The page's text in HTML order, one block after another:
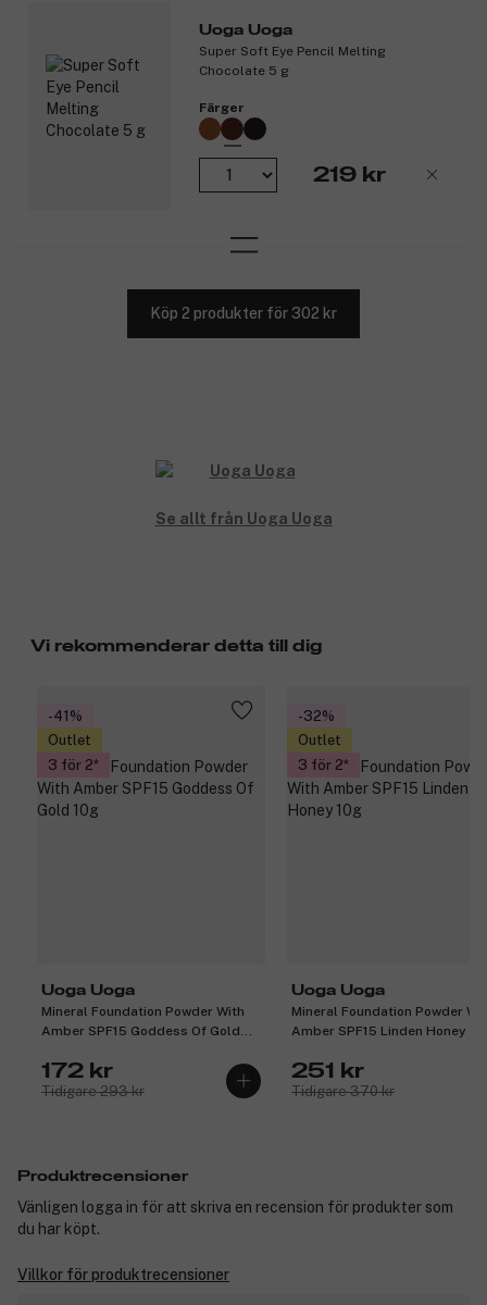
Uoga Uoga
Super Soft Eye Pencil Melting
Chocolate 5 g
Färger
219 kr
Köp 2 produkter för 302 kr
Se allt från Uoga Uoga
Vi rekommenderar detta till dig
-41%
Outlet
3 för 2
Uoga Uoga
Mineral Foundation Powder With
Amber SPF15 Goddess Of Gold
172 kr
Tidigare 293 kr
-32%
Outlet
3 för 2
Uoga Uoga
Mineral Foundation Powder
Amber SPF15 Linden Honey
251 kr
Tidigare 370 kr
Produktrecensioner
Vänligen logga in för att skriva en recension för produkter som
du har köpt.
Villkor för produktrecensioner